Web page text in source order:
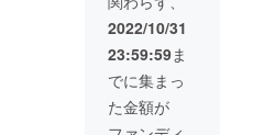
間は10
時〜18
時まで
となり
ます。
2022/10/31
23:59:59ま
でに集まっ
た金額が